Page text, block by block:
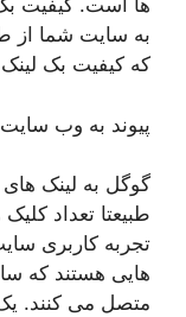
ها است. کیفیت
به سایت شما از
که کیفیت بک لینک
پیوند به وب سایت
گوگل به لینک
طبیعتا تعداد
تجربه کاربری
هایی هستند که
متصل می کنند.